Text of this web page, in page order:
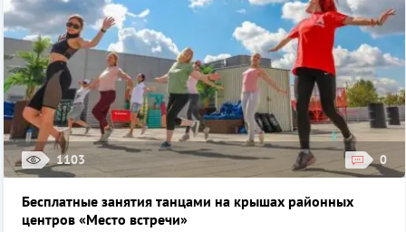
1103 0
Бесплатные занятия танцами на крышах районных
центров «Место встречи»